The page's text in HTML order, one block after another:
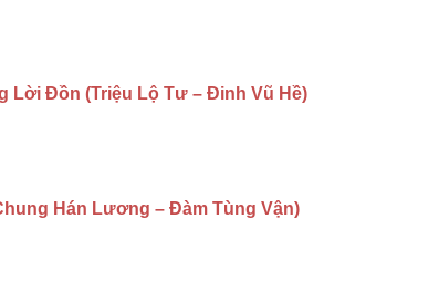
Lời Đồn (Triệu Lộ Tư – Đinh Vũ Hề)
Hán Lương – Đàm Tùng Vận)